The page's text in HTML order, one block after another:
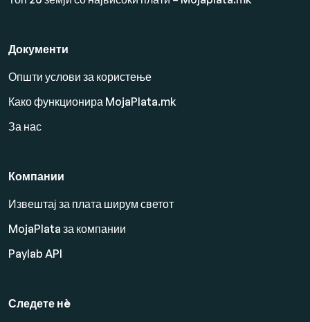
Документи
Општи услови за користење
Како функционира MojaPlata.mk
За нас
Компании
Извештај за плата ширум светот
MojaPlata за компании
Paylab API
Следете нè